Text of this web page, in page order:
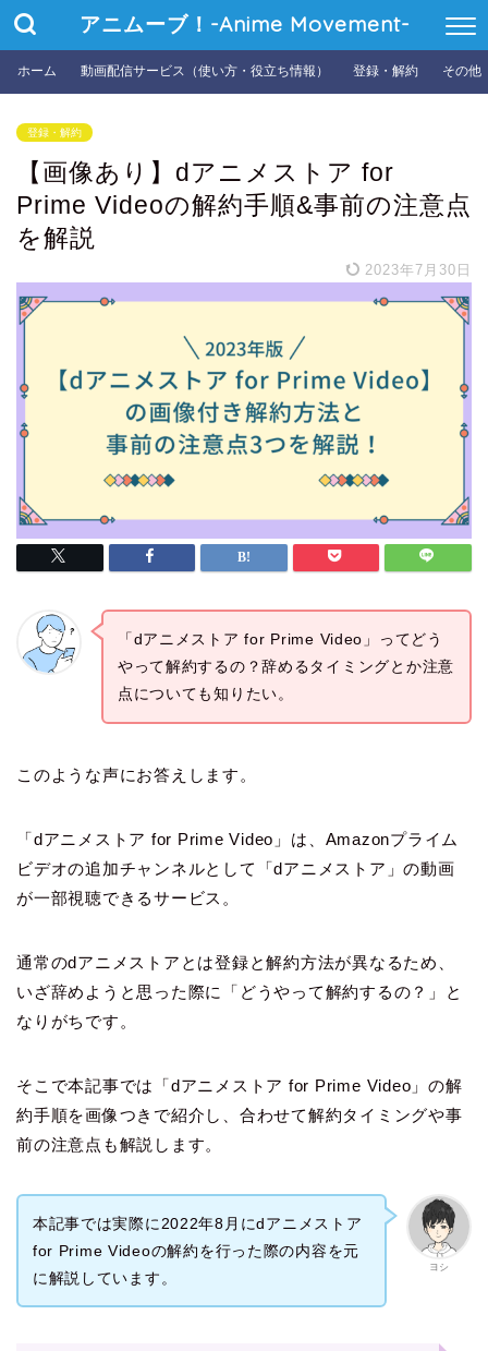
アニムーブ！-Anime Movement-
ホーム 動画配信サービス（使い方・役立ち情報） 登録・解約 その他
登録・解約
【画像あり】dアニメストア for
Prime Videoの解約手順&事前の注意点
を解説
2023年7月30日
「dアニメストア for Prime Video」ってどう
やって解約するの？辞めるタイミングとか注意
点についても知りたい。
このような声にお答えします。
「dアニメストア for Prime Video」は、Amazonプライム
ビデオの追加チャンネルとして「dアニメストア」の動画
が一部視聴できるサービス。
通常のdアニメストアとは登録と解約方法が異なるため、
いざ辞めようと思った際に「どうやって解約するの？」と
なりがちです。
そこで本記事では「dアニメストア for Prime Video」の解
約手順を画像つきで紹介し、合わせて解約タイミングや事
前の注意点も解説します。
ヨシ
本記事では実際に2022年8月にdアニメストア
for Prime Videoの解約を行った際の内容を元
に解説しています。